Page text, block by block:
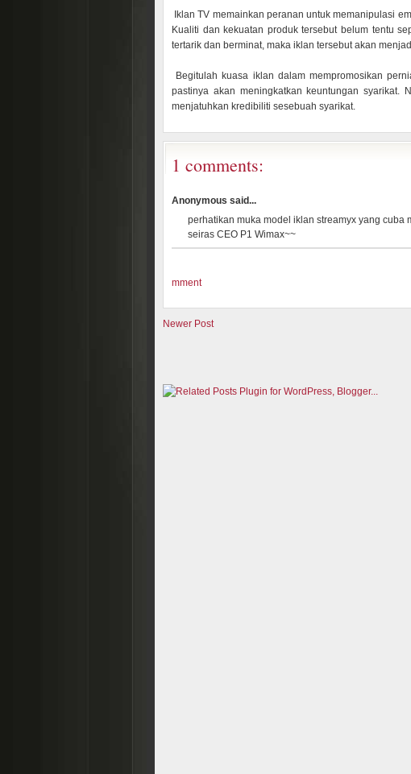
Iklan TV memainkan peranan untuk memanipulasi
Kualiti dan kekuatan produk tersebut belum tentu
tertarik dan berminat, maka iklan tersebut akan
Begitulah kuasa iklan dalam mempromosikan
pastinya akan meningkatkan keuntungan syarikat.
menjatuhkan kredibiliti sesebuah syarikat.
1 comments:
Anonymous said...
perhatikan muka model iklan streamyx yang cuba
seiras CEO P1 Wimax~~
mment
Newer Post